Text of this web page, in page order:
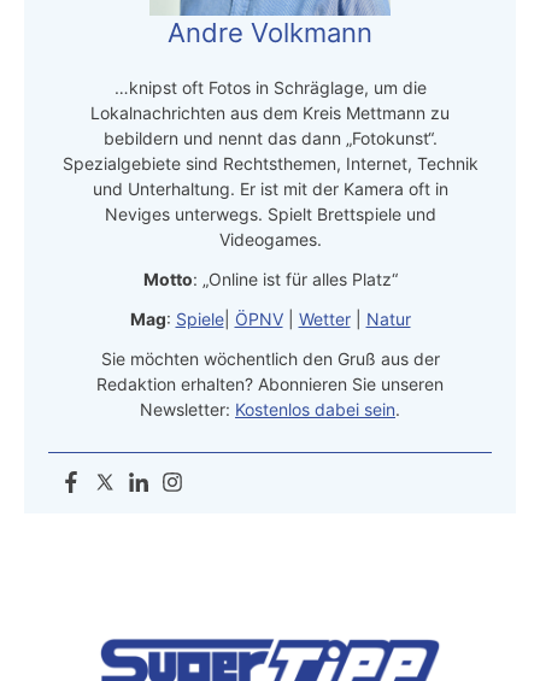
Andre Volkmann
…knipst oft Fotos in Schräglage, um die
Lokalnachrichten aus dem Kreis Mettmann zu
bebildern und nennt das dann „Fotokunst“.
Spezialgebiete sind Rechtsthemen, Internet, Technik
und Unterhaltung. Er ist mit der Kamera oft in
Neviges unterwegs. Spielt Brettspiele und
Videogames.
Motto: „Online ist für alles Platz“
Mag: Spiele| ÖPNV| Wetter| Natur
Sie möchten wöchentlich den Gruß aus der
Redaktion erhalten? Abonnieren Sie unseren
Newsletter: Kostenlos dabei sein.